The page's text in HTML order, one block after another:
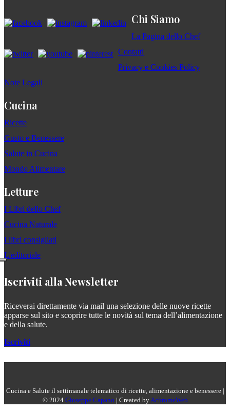
Chi Siamo
La Pagina dello Chef
Contatti
Privacy e Cookies Policy
Note Legali
Cucina
Ricette
Gusto e Benessere
Salute in Cucina
Mondo Alimentare
Letture
I Libri dello Chef
Cucina Naturale
I libri consigliati
L'editoriale
Iscriviti alla Newsletter
Riceverai direttamente via mail una selezione delle nuove ricette
apparse sul sito e scoprire tutte le novità sul tema dell’alimentazione
e della salute.
Iscriviti
Cucina e Salute il settimanale telematico di ricette, alimentazione e benessere |
© 2024 Giuseppe Capano | Created byAchromeWeb